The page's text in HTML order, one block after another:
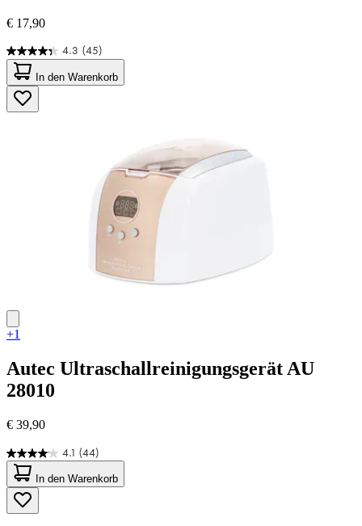
€ 17,90
4.3 (45)
4.3
von
5
Sternen.
45
In den Warenkorb
+1
Autec Ultraschallreinigungsgerät AU
28010
€ 39,90
4.1 (44)
4.1
von
5
Sternen.
44
In den Warenkorb